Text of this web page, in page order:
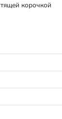
корочкой